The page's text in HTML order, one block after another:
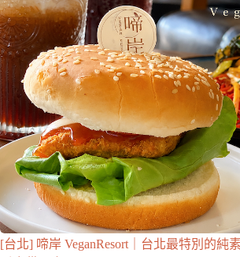
[台北] 啼岸 VeganResort｜台北最特別的純